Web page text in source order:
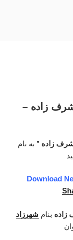
زاده –
زاده ” به نام
Download
بنام شهرزاد